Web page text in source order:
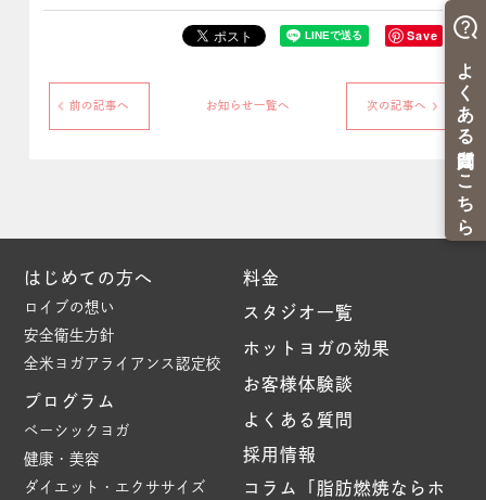
Save
前の記事へ お知らせ一覧へ 次の記事へ
はじめての方へ
ロイブの想い
安全衛生方針
全米ヨガアライアンス認定校
プログラム
ベーシックヨガ
健康・美容
ダイエット・エクササイズ
料金
スタジオ一覧
ホットヨガの効果
お客様体験談
よくある質問
採用情報
コラム「脂肪燃焼ならホ